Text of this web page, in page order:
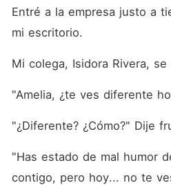
Entré a la empresa justo a
mi escritorio.
Mi colega, Isidora Rivera, se
"Amelia, ¿te ves diferente
"¿Diferente? ¿Cómo?" Dije
"Has estado de mal humor
contigo, pero hoy... no te